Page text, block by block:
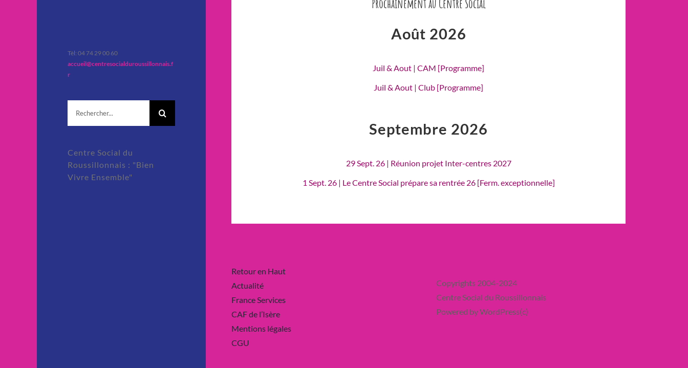
Tèl: 04 74 29 00 60
accueil@centresocialduroussillonnais.f
r
Centre Social du
Roussillonnais : "Bien
Vivre Ensemble"
Prochainement au Centre Social
Août 2026
Juil & Aout | CAM [Programme]
Juil & Aout | Club [Programme]
Septembre 2026
29 Sept. 26 | Réunion projet Inter-centres 2027
1 Sept. 26 | Le Centre Social prépare sa rentrée 26 [Ferm. exceptionnelle]
Retour en Haut
Actualité
France Services
CAF de l’Isère
Mentions légales
CGU
Copyrights 2004-2024
Centre Social du Roussillonnais
Powered by WordPress(c)